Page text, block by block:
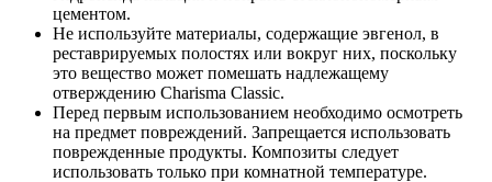
цементом.
Не используйте материалы, содержащие эвгенол, в
реставрируемых полостях или вокруг них, поскольку
это вещество может помешать надлежащему
отверждению Charisma Classic.
Перед первым использованием необходимо осмотреть
на предмет повреждений. Запрещается использовать
поврежденные продукты. Композиты следует
использовать только при комнатной температуре.